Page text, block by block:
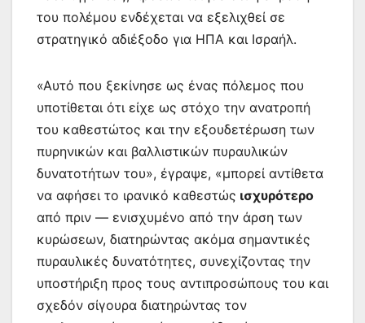
του πολέμου ενδέχεται να εξελιχθεί σε
στρατηγικό αδιέξοδο για ΗΠΑ και Ισραήλ.
«Αυτό που ξεκίνησε ως ένας πόλεμος που
υποτίθεται ότι είχε ως στόχο την ανατροπή
του καθεστώτος και την εξουδετέρωση των
πυρηνικών και βαλλιστικών πυραυλικών
δυνατοτήτων του», έγραψε, «μπορεί αντίθετα
να αφήσει το ιρανικό καθεστώς ισχυρότερο
από πριν — ενισχυμένο από την άρση των
κυρώσεων, διατηρώντας ακόμα σημαντικές
πυραυλικές δυνατότητες, συνεχίζοντας την
υποστήριξη προς τους αντιπροσώπους του και
σχεδόν σίγουρα διατηρώντας τον